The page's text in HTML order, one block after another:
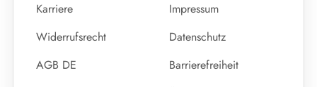
Karriere
Impressum
Widerrufsrecht
Datenschutz
AGB DE
Barrierefreiheit